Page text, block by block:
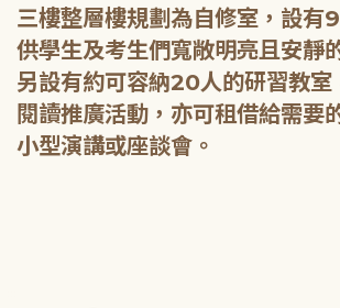
三樓整層樓規劃為自修室，設有
供學生及考生們寬敞明亮且安靜
另設有約可容納20人的研習教室
閱讀推廣活動，亦可租借給需要
小型演講或座談會。